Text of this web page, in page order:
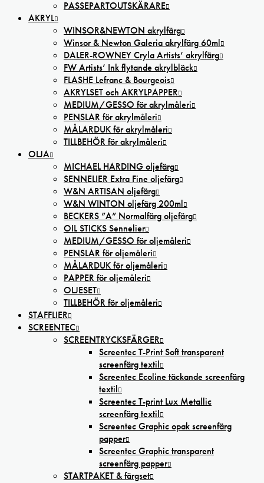
PASSEPARTOUTSKÄRARE
AKRYL
WINSOR&NEWTON akrylfärg
Winsor & Newton Galeria akrylfärg 60ml
DALER-ROWNEY Cryla Artists’ akrylfärg
FW Artists’ Ink flytande akrylbläck
FLASHE Lefranc & Bourgeois
AKRYLSET och AKRYLPAPPER
MEDIUM/GESSO för akrylmåleri
PENSLAR för akrylmåleri
MÅLARDUK för akrylmåleri
TILLBEHÖR för akrylmåleri
OLJA
MICHAEL HARDING oljefärg
SENNELIER Extra Fine oljefärg
W&N ARTISAN oljefärg
W&N WINTON oljefärg 200ml
BECKERS ”A” Normalfärg oljefärg
OIL STICKS Sennelier
MEDIUM/GESSO för oljemåleri
PENSLAR för oljemåleri
MÅLARDUK för oljemåleri
PAPPER för oljemåleri
OLJESET
TILLBEHÖR för oljemåleri
STAFFLIER
SCREENTEC
SCREENTRYCKSFÄRGER
Screentec T-Print Soft transparent
screenfärg textil
Screentec Ecoline täckande screenfärg
textil
Screentec T-print Lux Metallic
screenfärg textil
Screentec Graphic opak screenfärg
papper
Screentec Graphic transparent
screenfärg papper
STARTPAKET & färgset